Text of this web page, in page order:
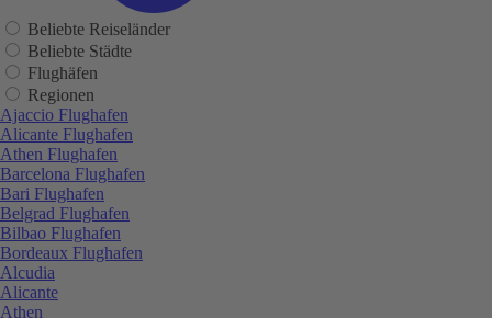
Beliebte Reiseländer
Beliebte Städte
Flughäfen
Regionen
Ajaccio Flughafen
Alicante Flughafen
Athen Flughafen
Barcelona Flughafen
Bari Flughafen
Belgrad Flughafen
Bilbao Flughafen
Bordeaux Flughafen
Alcudia
Alicante
Athen